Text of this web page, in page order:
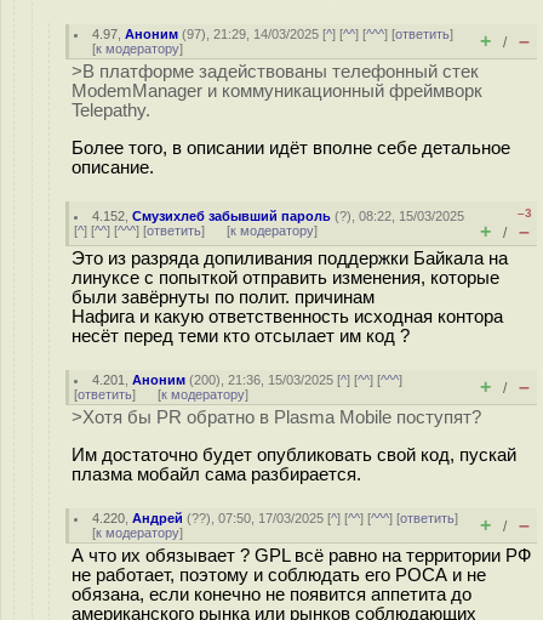
4.97 ,Аноним (97), 21:29, 14/03/2025 [^] [^^] [^^^] [ответить]
[к модератору] + / –
>В платформе задействованы телефонный стек
ModemManager и коммуникационный фреймворк
Telepathy.
Более того, в описании идёт вполне себе детальное
описание.
4.152 ,Смузихлеб забывший пароль (?), 08:22, 15/03/2025
[^] [^^] [^^^] [ответить] [к модератору]
–3
+ / –
Это из разряда допиливания поддержки Байкала на
линуксе с попыткой отправить изменения, которые
были завёрнуты по полит. причинам
Нафига и какую ответственность исходная контора
несёт перед теми кто отсылает им код ?
4.201 ,Аноним (200), 21:36, 15/03/2025 [^] [^^] [^^^]
[ответить] [к модератору] + / –
>Хотя бы PR обратно в Plasma Mobile поступят?
Им достаточно будет опубликовать свой код, пускай
плазма мобайл сама разбирается.
4.220 ,Андрей (??), 07:50, 17/03/2025 [^] [^^] [^^^] [ответить]
[к модератору] + / –
А что их обязывает ? GPL всё равно на территории РФ
не работает, поэтому и соблюдать его РОСА и не
обязана, если конечно не появится аппетита до
американского рынка или рынков соблюдающих